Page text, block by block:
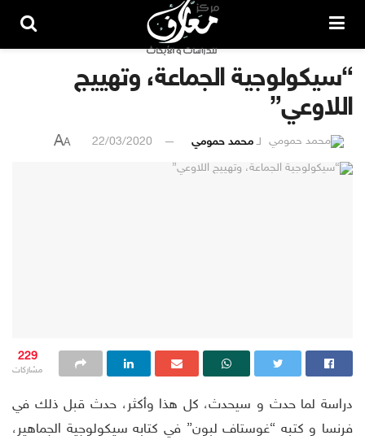
“سيكولوجية الجماعة، وتهييج
اللاوعي”
لـ محمد حمومي 22/03/2020
A
A
229
مشاركات
دراسة لما حدث و سيحدث، كل هذا وأكثر، حدث قبل ذلك في
فرنسا و كتبه “غوستاف لبون” في كتابه سيكولوجية الجماهير،